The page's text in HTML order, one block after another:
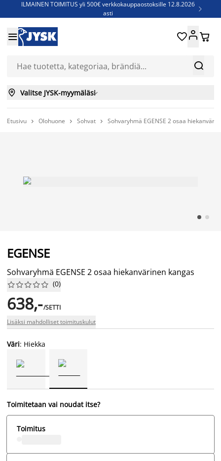
ILMAINEN TOIMITUS yli 500€ verkkokauppaostoksille 12.8.2026
asti

Jenkkisänkyjä - Säästä jopa 60%


 
 Valitse JYSK-myymäläsi
Etusivu  Olohuone  Sohvat  Sohvaryhmä EGENSE 2 osaa
EGENSE
Sohvaryhmä EGENSE 2 osaa hiekanvärinen kangas





 (0)
638,-/SETTI
Lisäksi mahdolliset toimituskulut
Väri: Hiekka
Toimitetaan vai noudat itse?
Toimitus